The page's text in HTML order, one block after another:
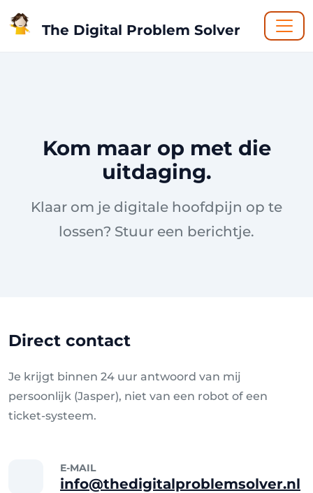
The Digital Problem Solver
Kom maar op met die
uitdaging.
Klaar om je digitale hoofdpijn op te
lossen? Stuur een berichtje.
Direct contact
Je krijgt binnen 24 uur antwoord van mij
persoonlijk (Jasper), niet van een robot of een
ticket-systeem.
E-MAIL
info@thedigitalproblemsolver.nl